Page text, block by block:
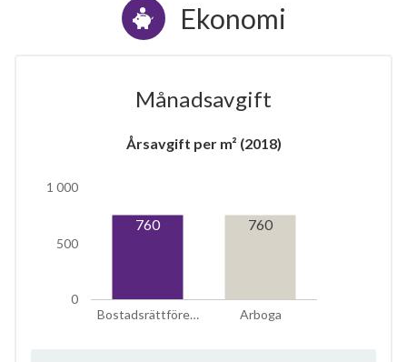
Ekonomi
Månadsavgift
Årsavgift per m² (2018)
Bostadsrättföre… Arboga
0
500
1 000
760 760